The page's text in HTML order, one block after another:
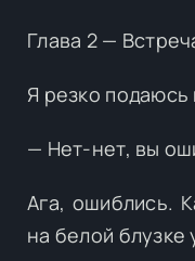
Глава 2 —
Я резко подаюсь
— Нет-нет, вы
Ага, ошиблись.
на белой